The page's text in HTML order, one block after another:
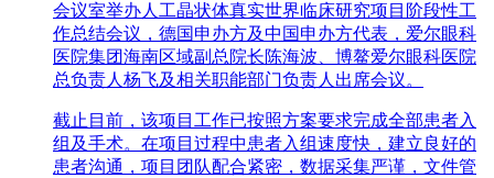
会议室举办人工晶状体真实世界临床研究项目阶段性工
作总结会议，德国申办方及中国申办方代表，爱尔眼科
医院集团海南区域副总院长陈海波、博鳌爱尔眼科医院
总负责人杨飞及相关职能部门负责人出席会议。
截止目前，该项目工作已按照方案要求完成全部患者入
组及手术。在项目过程中患者入组速度快，建立良好的
患者沟通，项目团队配合紧密，数据采集严谨，文件管